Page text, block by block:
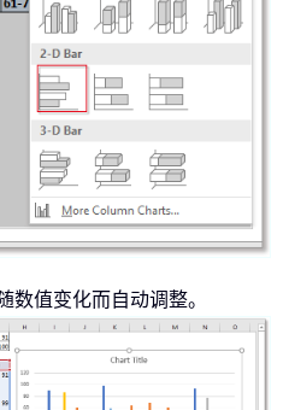
数值变化而自动调整。